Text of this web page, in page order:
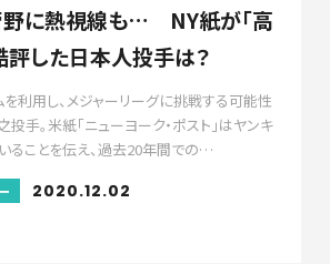
野に熱視線も… NY紙が「高
評した日本人投手は？
を利用し、メジャーリーグに挑戦する可能性
手。米紙「ニューヨーク・ポスト」はヤンキ
ることを伝え、過去20年間での…
2020.12.02